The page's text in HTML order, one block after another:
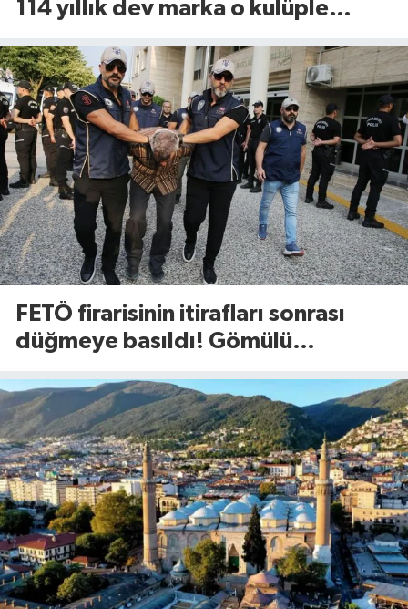
114 yıllık dev marka o kulüple
FETÖ firarisinin itirafları sonrası
düğmeye basıldı! Gömülü